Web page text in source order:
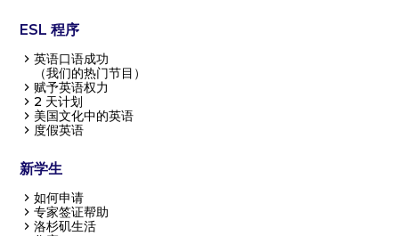
ESL 程序
英语口语成功
（我们的热门节目）
赋予英语权力
2 天计划
美国文化中的英语
度假英语
新学生
如何申请
专家签证帮助
洛杉矶生活